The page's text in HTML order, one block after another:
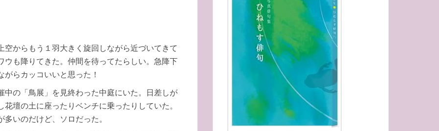
からもう１羽大きく旋回しながら近づいてきて
ウも降りてきた。仲間を待ってたらしい。急降下
らカッコいいと思った！
中の「鳥展」を見終わった中庭にいた。日差しが
壇の土に座ったりベンチに乗ったりしていた。
いのだけど、ソロだった。